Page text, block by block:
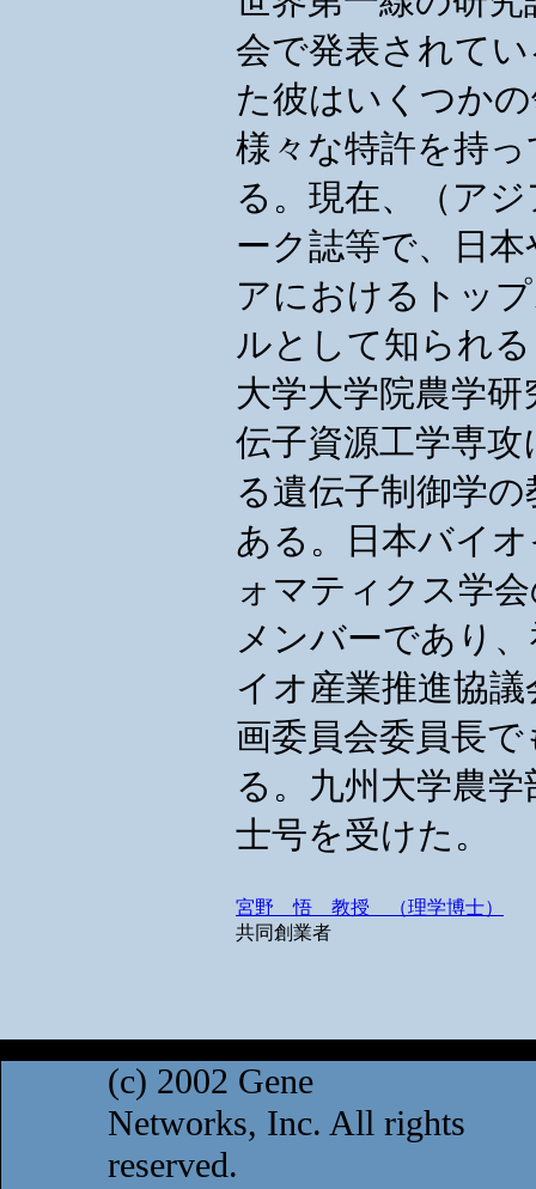
会で発表されて
た彼はいくつか
様々な特許を持
る。現在、（ア
ーク誌等で、日
アにおけるトッ
ルとして知られ
大学大学院農学研
伝子資源工学専攻
る遺伝子制御学
ある。日本バイ
ォマティクス学
メンバーであり
イオ産業推進協議
画委員会委員長で
る。九州大学農学
士号を受けた。
宮野 悟 教授 （理学博士）
共同創業者
(c) 2002 Gene
Networks, Inc. All rights
reserved.